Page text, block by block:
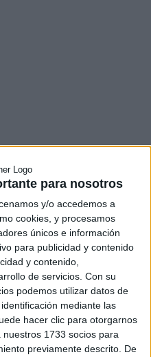
para nosotros
y/o accedemos a
cookies, y procesamos
únicos e información
para publicidad y contenido
y contenido,
de servicios. Con su
podemos utilizar datos de
mediante las
hacer clic para otorgarnos
1733 socios para
previamente descrito. De
ofrecer diferentes
para que los